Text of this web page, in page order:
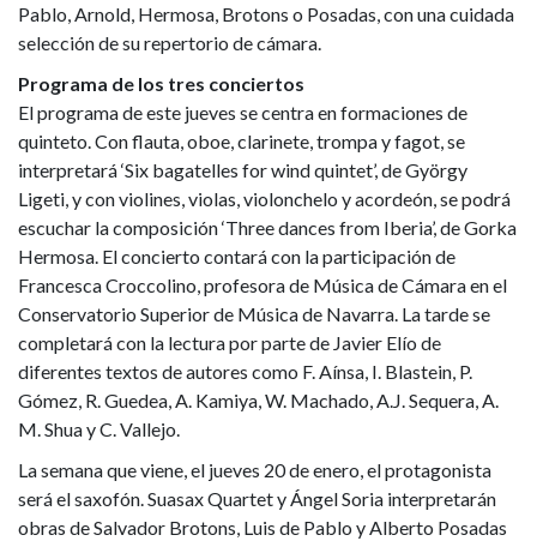
Pablo, Arnold, Hermosa, Brotons o Posadas, con una cuidada
selección de su repertorio de cámara.
Programa de los tres conciertos
El programa de este jueves se centra en formaciones de
quinteto. Con flauta, oboe, clarinete, trompa y fagot, se
interpretará ‘Six bagatelles for wind quintet’, de György
Ligeti, y con violines, violas, violonchelo y acordeón, se podrá
escuchar la composición ‘Three dances from Iberia’, de Gorka
Hermosa. El concierto contará con la participación de
Francesca Croccolino, profesora de Música de Cámara en el
Conservatorio Superior de Música de Navarra. La tarde se
completará con la lectura por parte de Javier Elío de
diferentes textos de autores como F. Aínsa, I. Blastein, P.
Gómez, R. Guedea, A. Kamiya, W. Machado, A.J. Sequera, A.
M. Shua y C. Vallejo.
La semana que viene, el jueves 20 de enero, el protagonista
será el saxofón. Suasax Quartet y Ángel Soria interpretarán
obras de Salvador Brotons, Luis de Pablo y Alberto Posadas